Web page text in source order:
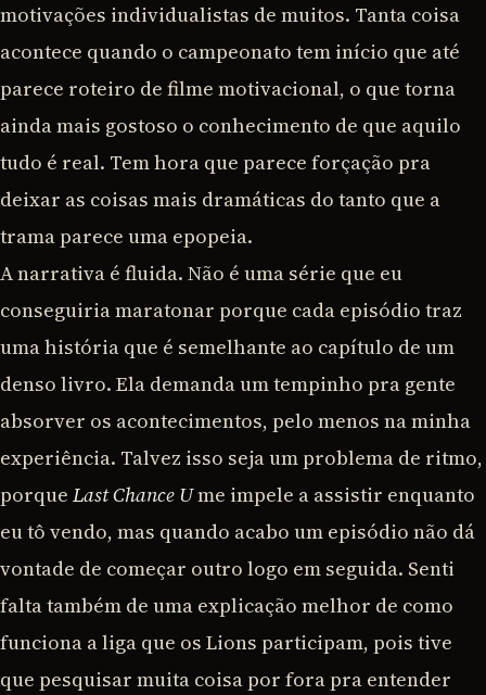
motivações individualistas de muitos. Tanta coisa
acontece quando o campeonato tem início que até
parece roteiro de filme motivacional, o que torna
ainda mais gostoso o conhecimento de que aquilo
tudo é real. Tem hora que parece forçação pra
deixar as coisas mais dramáticas do tanto que a
trama parece uma epopeia.
A narrativa é fluida. Não é uma série que eu
conseguiria maratonar porque cada episódio traz
uma história que é semelhante ao capítulo de um
denso livro. Ela demanda um tempinho pra gente
absorver os acontecimentos, pelo menos na minha
experiência. Talvez isso seja um problema de ritmo,
porque Last Chance Ume impele a assistir enquanto
eu tô vendo, mas quando acabo um episódio não dá
vontade de começar outro logo em seguida. Senti
falta também de uma explicação melhor de como
funciona a liga que os Lions participam, pois tive
que pesquisar muita coisa por fora pra entender